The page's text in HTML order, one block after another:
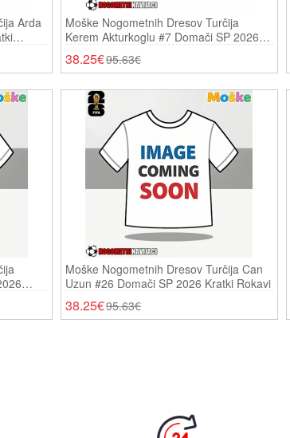
Arda
Moške Nogometnih Dresov Turčija
Kerem Akturkoglu #7 Domači SP 2026
Kratki Rokavi
38.25€95.63€
Moške Nogometnih Dresov Turčija Can
Uzun #26 Domači SP 2026 Kratki Rokavi
38.25€95.63€